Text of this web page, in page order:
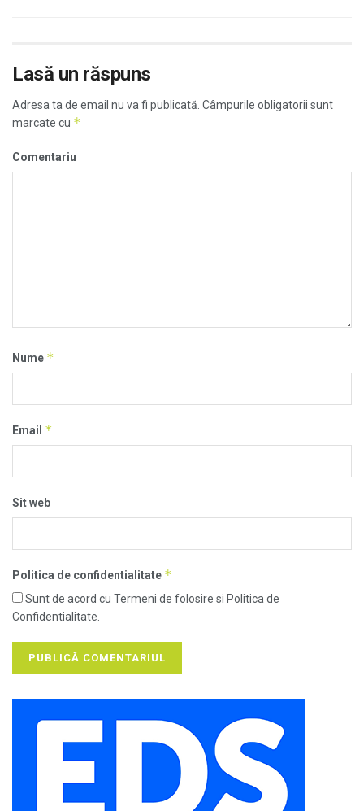
Lasă un răspuns
Adresa ta de email nu va fi publicată. Câmpurile obligatorii sunt
marcate cu *
Comentariu
Nume *
Email *
Sit web
Politica de confidentialitate *
Sunt de acord cu Termeni de folosire si Politica de
Confidentialitate.